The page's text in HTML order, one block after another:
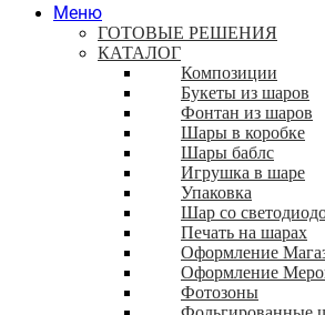
Меню
ГОТОВЫЕ РЕШЕНИЯ
КАТАЛОГ
Композиции
Букеты из шаров
Фонтан из шаров
Шары в коробке
Шары баблс
Игрушка в шаре
Упаковка
Шар со
Печать на шарах
Оформление
Оформление
Фотозоны